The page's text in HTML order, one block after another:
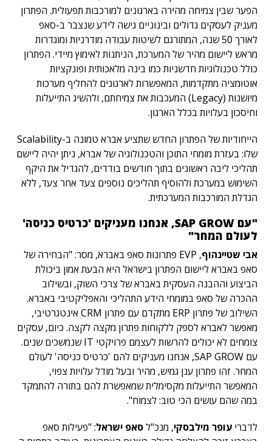
הפער שבין צמיחה מהירה בארגונים למורכבות תפעולית. הפתרון
מעניק לעסקים גדולים ובינוניים גישה לידע שנצבר ב-סאפ
לאורך 50 שנה, המתורגם לשיטות עבודה מודרניות ומוגדרות
מראש ליישום מהיר של המערכת, הניתנות לאימוץ מיידי. הפתרון
כולל טכנולוגיות חדשניות כמו בינה מלאכותית ופונקציות
אוטומציה מתקדמות, המאפשרות לארגונים להחליף מערכות
מיושנות (Legacy) המעכבות את צמיחתם, ולהשיג התייעלות
וחיסכון בעלויות בכלל הארגון.
הייחודיות של הפתרון החדש שתציע אברא טמונה ב-Scalability
שלו: בעזרת מומחי התוכן והטכנולוגיה של אברא, ניתן יהיה ליישם
תהליכי ליבה ראשונים בתוך חודשים בודדים, להגדיל את היקף
השימוש במערכת ולהוסיף תהליכים נוספים צעד אחר צעד, ללא
הגדלת המורכבות המערכתית.
"עם SAP GROW, אנחנו מעניקים 'כרטיס כניסה'
לעולם המחר"
אבי שטיינהוף
, EVP פתרונות סאפ באברא, מסר: "הבחירה של
סאפ באברא ליישום הפתרון בישראל היא הבעת אמון ביכולת
הביצוע וההבנה העסקית באברא של צרכי השוק, ובשילוב
ההכרה של סאפ במומחי הידע התהליכי והאפליקטיבי באברא.
השילוב של פתרון ERP מתקדם עם פתרון CRM אינטגרטיבי,
מאפשר לאברא לספק ללקוחות פתרון מקצה לקצה. כיום, עסקים
צומחים לא יכולים להרשות לעצמם פרויקטי IT שנמשכים שנים.
עם SAP GROW, אנחנו מעניקים להם 'כרטיס כניסה' לעולם
המחר. זהו פתרון ענן גמיש, מהיר ובעל מודל עלויות צפוי,
המאפשר התייעלות מקסימלית שמאפשרת להם בתורה להתמקד
במה שהם עושים הכי טוב: לצמוח".
לדברי עופר מילבסקי, מנכ"לסאפ ישראל: "פעילות סאפ